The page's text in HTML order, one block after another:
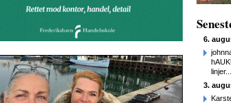
6.
linjer...
3.